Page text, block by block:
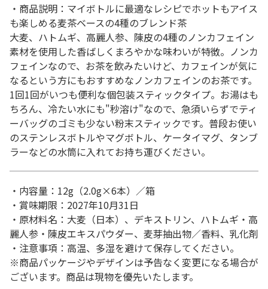
・商品説明：マイボトルに最適なレシピでホットもアイス
も楽しめる麦茶ベースの4種のブレンド茶
大麦、ハトムギ、高麗人参、陳皮の4種のノンカフェイン
素材を使用した香ばしくまろやかな味わいが特徴。ノンカ
フェインなので、お茶を飲みたいけど、カフェインが気に
なるという方にもおすすめなノンカフェインのお茶です。
1回1回がいつも便利な個包装スティックタイプ。お湯はも
ちろん、冷たい水にも"秒溶け"なので、急須いらずでティ
ーバッグのゴミも少ない粉末スティックです。普段お使い
のステンレスボトルやマグボトル、ケータイマグ、タンブ
ラーなどの水筒に入れてお持ち運びください。
・内容量：12g（2.0g×6本）／箱
・賞味期限：2027年10月31日
・原材料名：大麦（日本）、デキストリン、ハトムギ・高
麗人参・陳皮エキスパウダー、麦芽抽出物／香料、乳化剤
・注意事項：高温、多湿を避けて保存してください。
※商品パッケージやデザインは予告なく変更になる場合が
ございます。商品は現物を優先いたします。